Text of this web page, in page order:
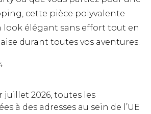
cette pièce polyvalente
look élégant sans effort tout en
durant toutes vos aventures.
juillet 2026, toutes les
à des adresses au sein de l’UE